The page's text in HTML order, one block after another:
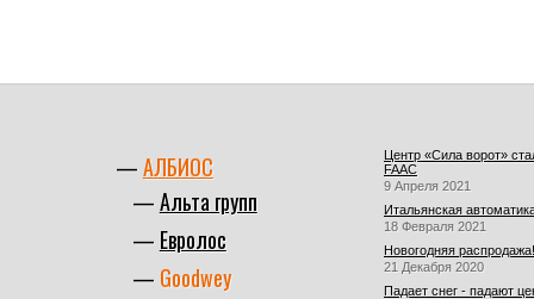
АЛБИОС
Альта групп
Евролос
Goodwey
Центр «Сила ворот»
FAAC
9 Апреля 2021
Итальянская
18 Февраля 2021
Новогодняя распродажа!
21 Декабря 2020
Падает снег - падают